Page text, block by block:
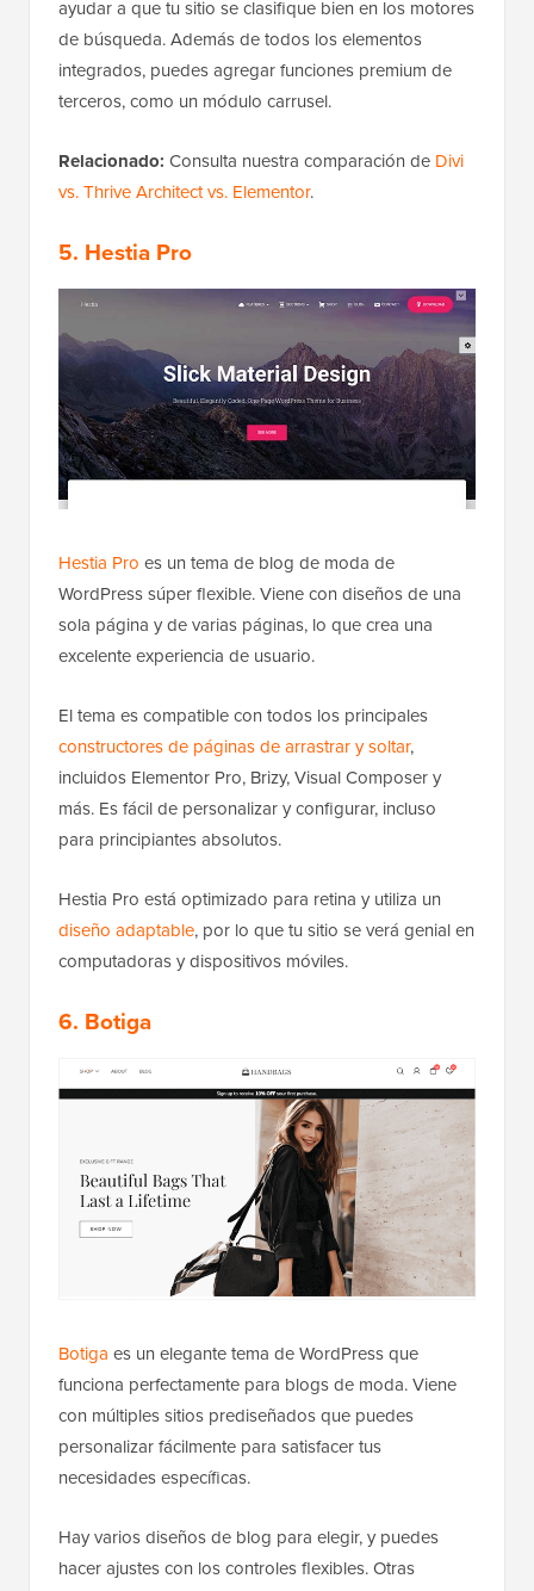
ayudar a que tu sitio se clasifique bien en los motores
de búsqueda. Además de todos los elementos
integrados, puedes agregar funciones premium de
terceros, como un módulo carrusel.
Relacionado: Consulta nuestra comparación de Divi
vs. Thrive Architect vs. Elementor.
5. Hestia Pro
Hestia Pro es un tema de blog de moda de
WordPress súper flexible. Viene con diseños de una
sola página y de varias páginas, lo que crea una
excelente experiencia de usuario.
El tema es compatible con todos los principales
constructores de páginas de arrastrar y soltar,
incluidos Elementor Pro, Brizy, Visual Composer y
más. Es fácil de personalizar y configurar, incluso
para principiantes absolutos.
Hestia Pro está optimizado para retina y utiliza un
diseño adaptable, por lo que tu sitio se verá genial en
computadoras y dispositivos móviles.
6. Botiga
Botiga es un elegante tema de WordPress que
funciona perfectamente para blogs de moda. Viene
con múltiples sitios prediseñados que puedes
personalizar fácilmente para satisfacer tus
necesidades específicas.
Hay varios diseños de blog para elegir, y puedes
hacer ajustes con los controles flexibles. Otras